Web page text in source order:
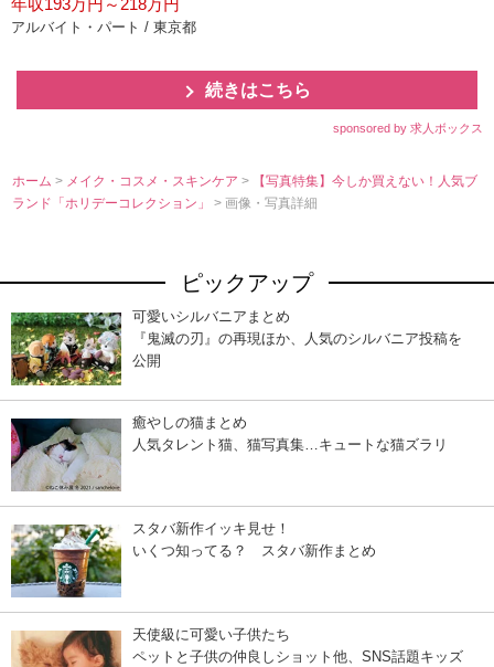
年収193万円～218万円
アルバイト・パート / 東京都
続きはこちら
sponsored by 求人ボックス
ホーム > メイク・コスメ・スキンケア>
【写真特集】今しか買えない！人気ブ
ランド「ホリデーコレクション」> 画像・写真詳細
ピックアップ
可愛いシルバニアまとめ
『鬼滅の刃』の再現ほか、人気のシルバニア投稿を
公開
癒やしの猫まとめ
人気タレント猫、猫写真集…キュートな猫ズラリ
スタバ新作イッキ見せ！
いくつ知ってる？ スタバ新作まとめ
天使級に可愛い子供たち
ペットと子供の仲良しショット他、SNS話題キッズ